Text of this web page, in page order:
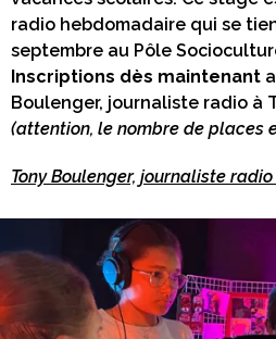
radio hebdomadaire qui se
septembre au Pôle
Inscriptions dès maintenant
Boulenger, journaliste radio à
(attention, le nombre de places
Tony Boulenger, journaliste radio